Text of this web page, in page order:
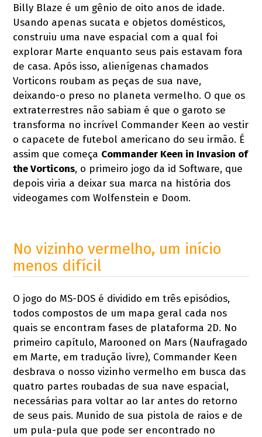
Billy Blaze é um gênio de oito anos de idade.
Usando apenas sucata e objetos domésticos,
construiu uma nave espacial com a qual foi
explorar Marte enquanto seus pais estavam fora
de casa. Após isso, alienígenas chamados
Vorticons roubam as peças de sua nave,
deixando-o preso no planeta vermelho. O que os
extraterrestres não sabiam é que o garoto se
transforma no incrível Commander Keen ao vestir
o capacete de futebol americano do seu irmão. É
assim que começa Commander Keen in Invasion of
the Vorticons, o primeiro jogo da id Software, que
depois viria a deixar sua marca na história dos
videogames com Wolfenstein e Doom.
No vizinho vermelho, um início
menos difícil
O jogo do MS-DOS é dividido em três episódios,
todos compostos de um mapa geral cada nos
quais se encontram fases de plataforma 2D. No
primeiro capítulo, Marooned on Mars (Naufragado
em Marte, em tradução livre), Commander Keen
desbrava o nosso vizinho vermelho em busca das
quatro partes roubadas de sua nave espacial,
necessárias para voltar ao lar antes do retorno
de seus pais. Munido de sua pistola de raios e de
um pula-pula que pode ser encontrado no